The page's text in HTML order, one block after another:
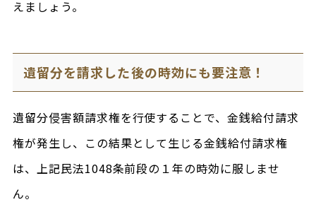
えましょう。
遺留分を請求した後の時効にも要注意！
遺留分侵害額請求権を行使することで、金銭給付請求
権が発生し、この結果として生じる金銭給付請求権
は、上記民法1048条前段の１年の時効に服しませ
ん。